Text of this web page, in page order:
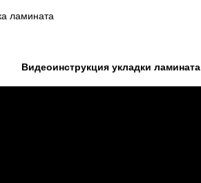
Видеоинструкция укладки ламината